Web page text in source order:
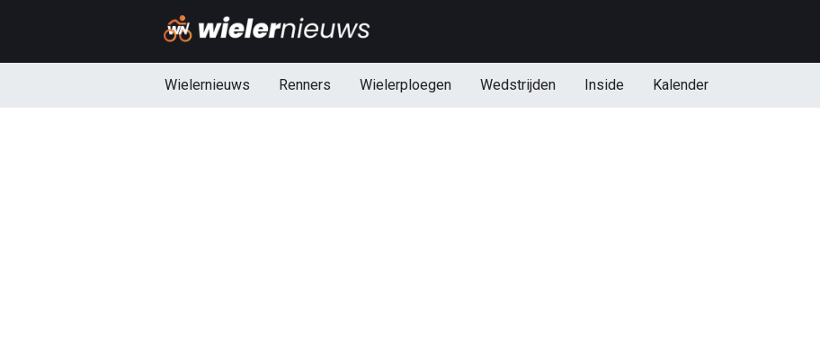
Wielernieuws Renners Wielerploegen Wedstrijden Inside Kalender